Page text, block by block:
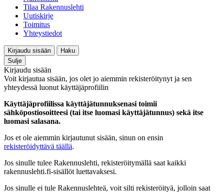
Tilaa Rakennuslehti
Uutiskirje
Toimitus
Yhteystiedot
Kirjaudu sisään
Haku
Sulje
Kirjaudu sisään
Voit kirjautua sisään, jos olet jo aiemmin rekisteröitynyt ja sen
yhteydessä luonut käyttäjäprofiilin
Käyttäjäprofiilissa käyttäjätunnuksenasi toimii
sähköpostiosoitteesi (tai itse luomasi käyttäjätunnus) sekä itse
luomasi salasana.
Jos et ole aiemmin kirjautunut sisään, sinun on ensin
rekisteröidyttävä täällä.
Jos sinulle tulee Rakennuslehti, rekisteröitymällä saat kaikki
rakennuslehti.fi-sisällöt luettavaksesi.
Jos sinulle ei tule Rakennuslehteä, voit silti rekisteröityä, jolloin saat